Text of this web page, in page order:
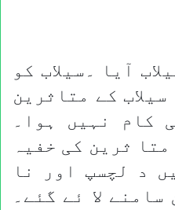
میں سیلاب آیا ۔سیلاب کو
سیلاب کے متاثرین
کام نہیں ہوا۔
متا ثرین کی خفیہ
د لچسپ اور نا
لا ئے گئے۔